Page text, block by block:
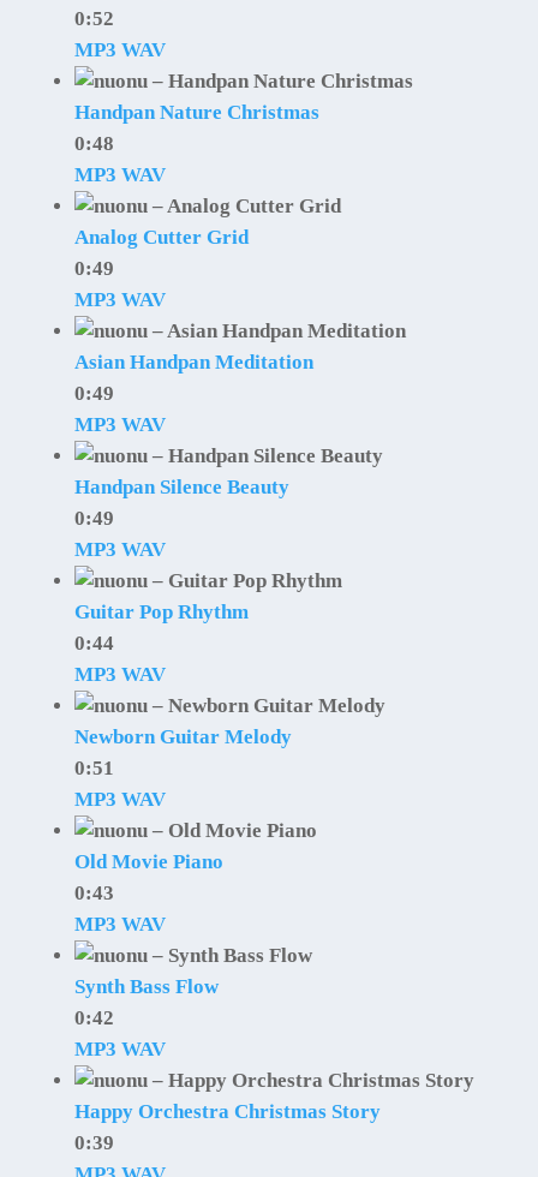
0:52
MP3 WAV
Handpan Nature Christmas
0:48
MP3 WAV
Analog Cutter Grid
0:49
MP3 WAV
Asian Handpan Meditation
0:49
MP3 WAV
Handpan Silence Beauty
0:49
MP3 WAV
Guitar Pop Rhythm
0:44
MP3 WAV
Newborn Guitar Melody
0:51
MP3 WAV
Old Movie Piano
0:43
MP3 WAV
Synth Bass Flow
0:42
MP3 WAV
Happy Orchestra Christmas Story
0:39